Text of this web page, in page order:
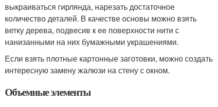
выкраиваться гирлянда, нарезать достаточное
количество деталей. В качестве основы можно взять
ветку дерева, подвесив к ее поверхности нити с
нанизанными на них бумажными украшениями.
Если взять плотные картонные заготовки, можно создать
интересную замену жалюзи на стену с окном.
Объемные элементы